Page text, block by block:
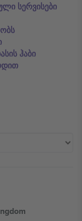
სერვისები
ჰაბი